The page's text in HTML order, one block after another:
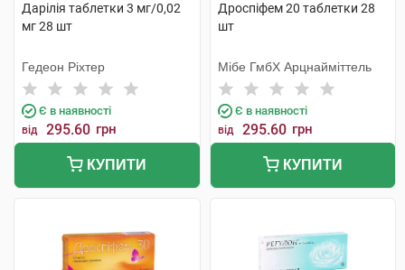
Дарілія таблетки 3 мг/0,02
мг 28 шт
Гедеон Ріхтер
Є в наявності
від 295.60 грн
КУПИТИ
Дроспіфем 20 таблетки 28
шт
Мібе ГмбХ Арцнайміттель
Є в наявності
від 295.60 грн
КУПИТИ